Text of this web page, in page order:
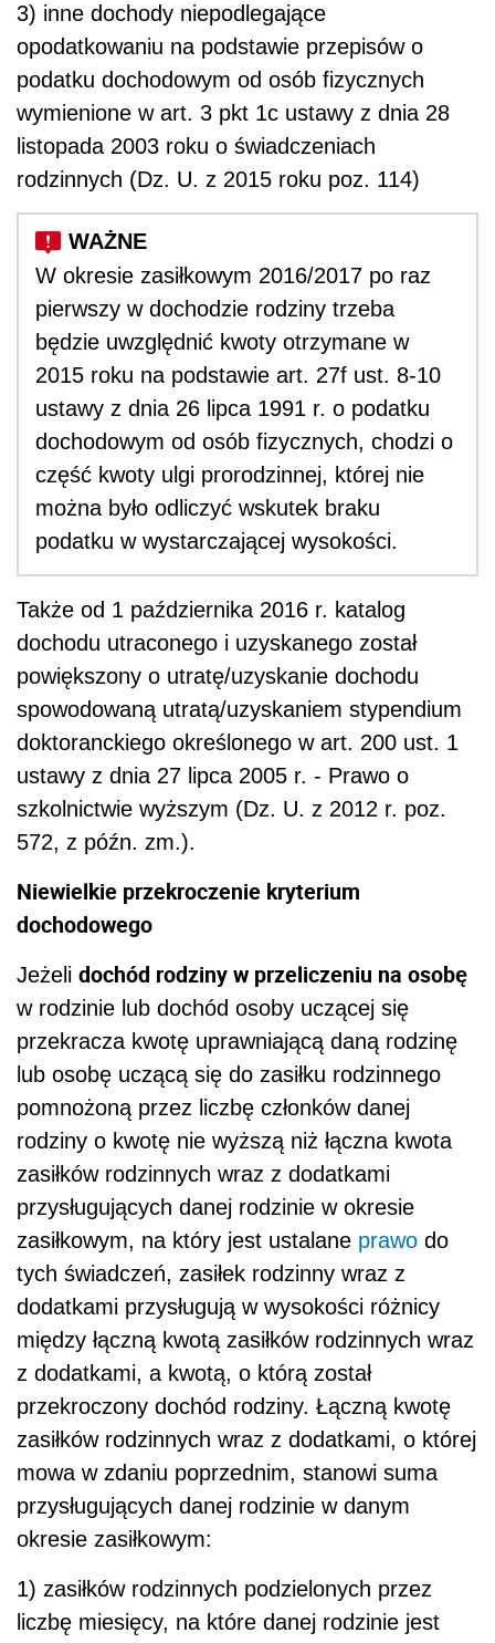
3) inne dochody niepodlegające
opodatkowaniu na podstawie przepisów o
podatku dochodowym od osób fizycznych
wymienione w art. 3 pkt 1c ustawy z dnia 28
listopada 2003 roku o świadczeniach
rodzinnych (Dz. U. z 2015 roku poz. 114)
W okresie zasiłkowym 2016/2017 po raz
pierwszy w dochodzie rodziny trzeba
będzie uwzględnić kwoty otrzymane w
2015 roku na podstawie art. 27f ust. 8-10
ustawy z dnia 26 lipca 1991 r. o podatku
dochodowym od osób fizycznych, chodzi o
część kwoty ulgi prorodzinnej, której nie
można było odliczyć wskutek braku
podatku w wystarczającej wysokości.
Także od 1 października 2016 r. katalog
dochodu utraconego i uzyskanego został
powiększony o utratę/uzyskanie dochodu
spowodowaną utratą/uzyskaniem stypendium
doktoranckiego określonego w art. 200 ust. 1
ustawy z dnia 27 lipca 2005 r. - Prawo o
szkolnictwie wyższym (Dz. U. z 2012 r. poz.
572, z późn. zm.).
Niewielkie przekroczenie kryterium
dochodowego
Jeżeli dochód rodziny w przeliczeniu na osobę
w rodzinie lub dochód osoby uczącej się
przekracza kwotę uprawniającą daną rodzinę
lub osobę uczącą się do zasiłku rodzinnego
pomnożoną przez liczbę członków danej
rodziny o kwotę nie wyższą niż łączna kwota
zasiłków rodzinnych wraz z dodatkami
przysługujących danej rodzinie w okresie
zasiłkowym, na który jest ustalane prawo do
tych świadczeń, zasiłek rodzinny wraz z
dodatkami przysługują w wysokości różnicy
między łączną kwotą zasiłków rodzinnych wraz
z dodatkami, a kwotą, o którą został
przekroczony dochód rodziny. Łączną kwotę
zasiłków rodzinnych wraz z dodatkami, o której
mowa w zdaniu poprzednim, stanowi suma
przysługujących danej rodzinie w danym
okresie zasiłkowym:
1) zasiłków rodzinnych podzielonych przez
liczbę miesięcy, na które danej rodzinie jest